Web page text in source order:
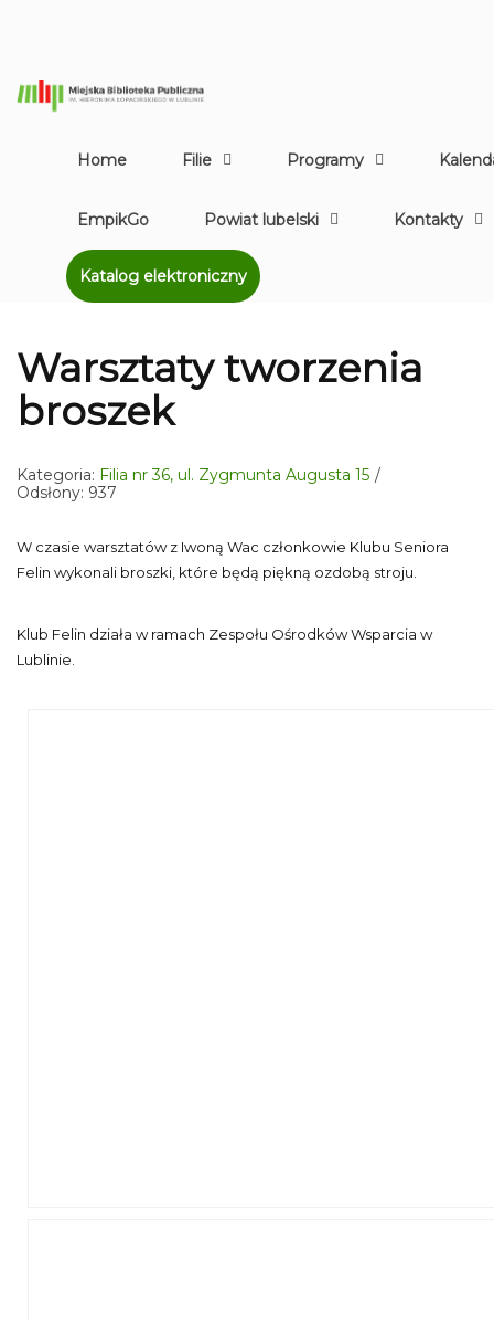
Home Filie Programy
EmpikGo Powiat lubelski Kontakty
Katalog elektroniczny
Warsztaty tworzenia
broszek
Kategoria: Filia nr 36, ul. Zygmunta Augusta 15
Odsłony: 937
W czasie warsztatów z Iwoną Wac członkowie Klubu Seniora
Felin wykonali broszki, które będą piękną ozdobą stroju.
Klub Felin działa w ramach Zespołu Ośrodków Wsparcia w
Lublinie.